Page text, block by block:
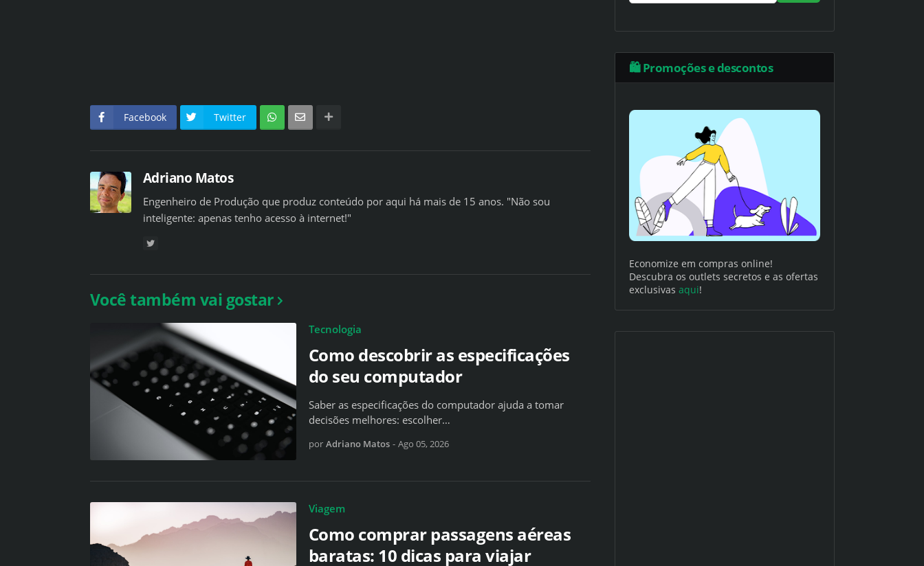
Facebook Twitter
Adriano Matos
Engenheiro de Produção que produz conteúdo por aqui há mais de 15 anos. "Não sou
inteligente: apenas tenho acesso à internet!"
Você também vai gostar
Tecnologia
Como descobrir as especificações
do seu computador
Saber as especificações do computador ajuda a tomar
decisões melhores: escolher…
por Adriano Matos - Ago 05, 2026
Viagem
Como comprar passagens aéreas
baratas: 10 dicas para viajar
🛍️ Promoções e descontos
Economize em compras online!
Descubra os outlets secretos e as ofertas
exclusivas aqui!